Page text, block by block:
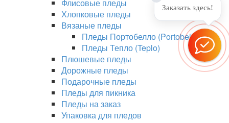
Флисовые пледы
Хлопковые пледы
Вязаные пледы
Пледы Портобелло (Portobello)
Пледы Тепло (Teplo)
Плюшевые пледы
Дорожные пледы
Подарочные пледы
Пледы для пикника
Пледы на заказ
Упаковка для пледов
Заказать здесь!